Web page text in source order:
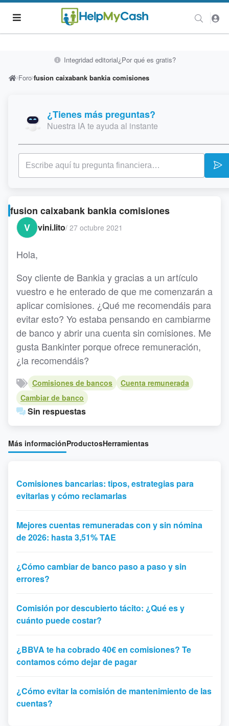
Integridad editorial¿Por qué es gratis?
Foro fusion caixabank bankia comisiones
¿Tienes más preguntas?
Nuestra IA te ayuda al instante
fusion caixabank bankia comisiones
V
vini.lito/ 27 octubre 2021
Hola,
Soy cliente de Bankia y gracias a un artículo
vuestro e he enterado de que me comenzarán a
aplicar comisiones. ¿Qué me recomendáis para
evitar esto? Yo estaba pensando en cambiarme
de banco y abrir una cuenta sin comisiones. Me
gusta Bankinter porque ofrece remuneración,
¿la recomendáis?
Comisiones de bancos
Cuenta remunerada
Cambiar de banco
Sin respuestas
Más informaciónProductosHerramientas
Comisiones bancarias: tipos, estrategias para
evitarlas y cómo reclamarlas
Mejores cuentas remuneradas con y sin nómina
de 2026: hasta 3,51% TAE
¿Cómo cambiar de banco paso a paso y sin
errores?
Comisión por descubierto tácito: ¿Qué es y
cuánto puede costar?
¿BBVA te ha cobrado 40€ en comisiones? Te
contamos cómo dejar de pagar
¿Cómo evitar la comisión de mantenimiento de las
cuentas?